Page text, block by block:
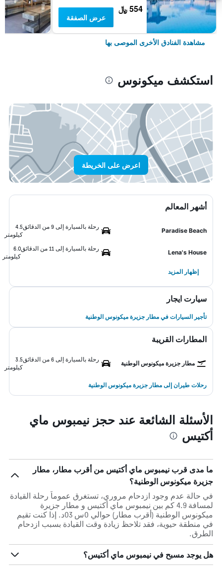
554 ﷼
عرض الصفقة
مشاهدة الفنادق الأخرى الموصى بها
استكشف ميكونوس
اعرض على الخريطة
أشهر المعالم
Paradise Beach
رحلة بالسيارة إلى 9 من الدقائق
4.5
كيلومتر
Lena's House
رحلة بالسيارة إلى 11 من الدقائق
6.0
كيلومتر
إظهار المزيد
سيارت ايجار
تأجير السيارات في مطار جزيرة ميكونوس الوطنية
المطارات القريبة
مطار جزيرة ميكونوس الوطنية
رحلة بالسيارة إلى 6 من الدقائق
3.5
كيلومتر
رحلات طيران إلى مطار جزيرة ميكونوس الوطنية
الأسئلة الشائعة عند حجز نيمبوس ماي
أكتيس
ما مدى قرب نيمبوس ماي أكتيس من أقرب مطار، مطار
جزيرة ميكونوس الوطنية؟
في حالة عدم وجود ازدحام مروري، تستغرق عموماً رحلة القيادة
لمسافة 4.9 كم بين نيمبوس ماي أكتيس و مطار جزيرة
ميكونوس الوطنية (أقرب مطار) حوالي 0س 03د. إذا كنت تقيم
في منطقة حيوية، فقد تلاحظ زيادة وقت القيادة بسبب ازدحام
الطرق.
هل يوجد مسبح في نيمبوس ماي أكتيس؟